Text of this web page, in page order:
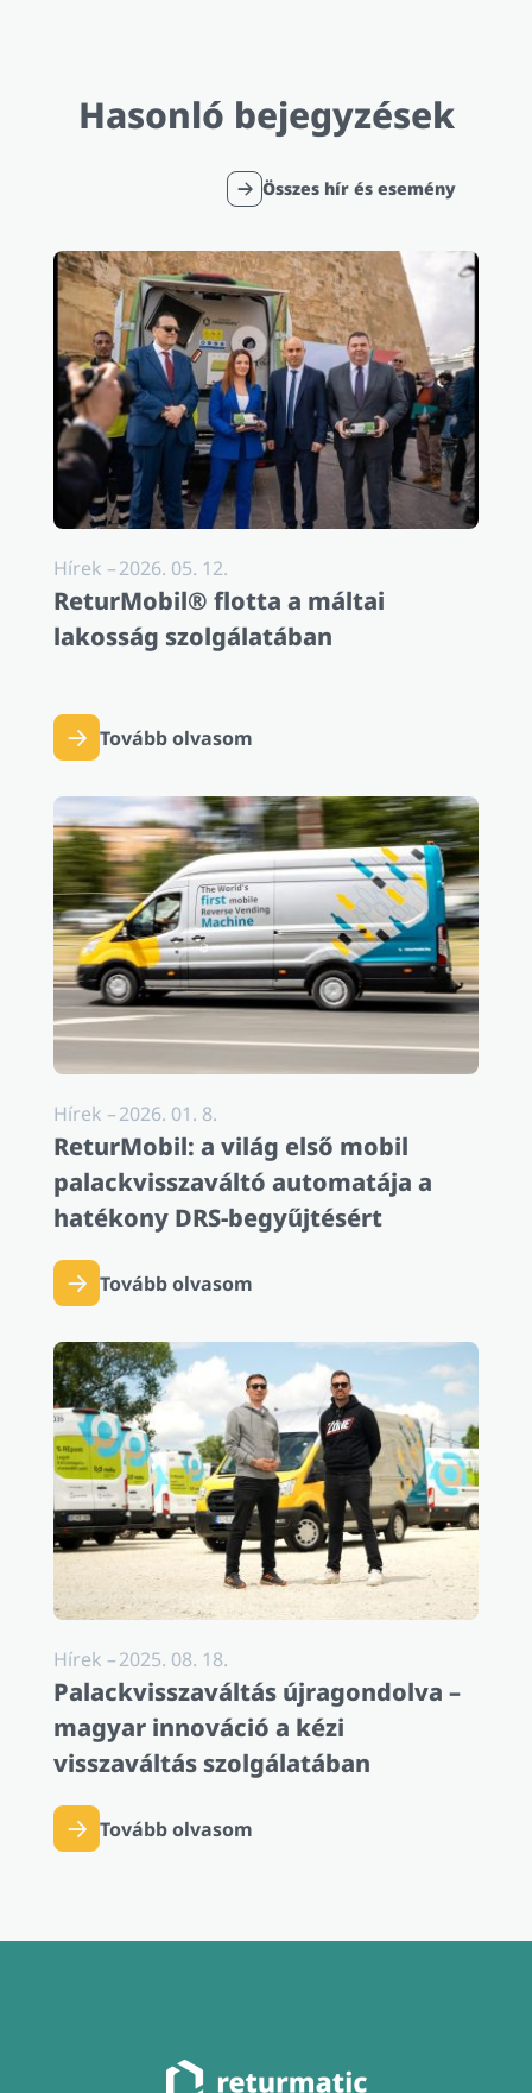
Hasonló bejegyzések
Összes hír és esemény
Hírek –2026. 05. 12.
ReturMobil® flotta a máltai
lakosság szolgálatában
Tovább olvasom
Hírek –2026. 01. 8.
ReturMobil: a világ első mobil
palackvisszaváltó automatája a
hatékony DRS-begyűjtésért
Tovább olvasom
Hírek –2025. 08. 18.
Palackvisszaváltás újragondolva –
magyar innováció a kézi
visszaváltás szolgálatában
Tovább olvasom